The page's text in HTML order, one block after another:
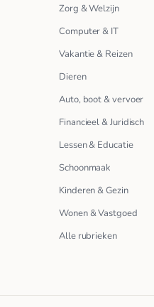
Zorg & Welzijn
Computer & IT
Vakantie & Reizen
Dieren
Auto, boot & vervoer
Financieel & Juridisch
Lessen & Educatie
Schoonmaak
Kinderen & Gezin
Wonen & Vastgoed
Alle rubrieken